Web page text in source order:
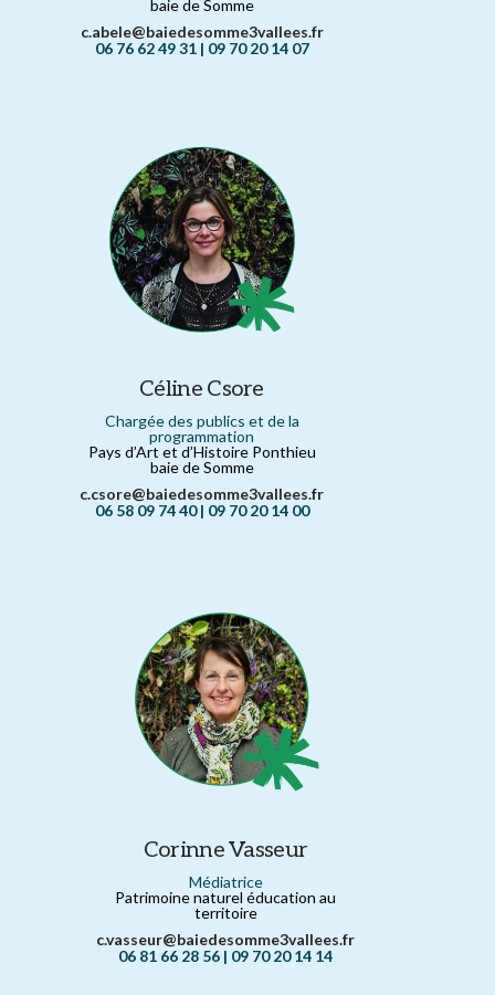
baie de Somme
c.abele@baiedesomme3vallees.fr
06 76 62 49 31 | 09 70 20 14 07
Céline Csore
Chargée des publics et de la
programmation
Pays d’Art et d’Histoire Ponthieu
baie de Somme
c.csore@baiedesomme3vallees.fr
06 58 09 74 40 | 09 70 20 14 00
Corinne Vasseur
Médiatrice
Patrimoine naturel éducation au
territoire
c.vasseur@baiedesomme3vallees.fr
06 81 66 28 56 | 09 70 20 14 14